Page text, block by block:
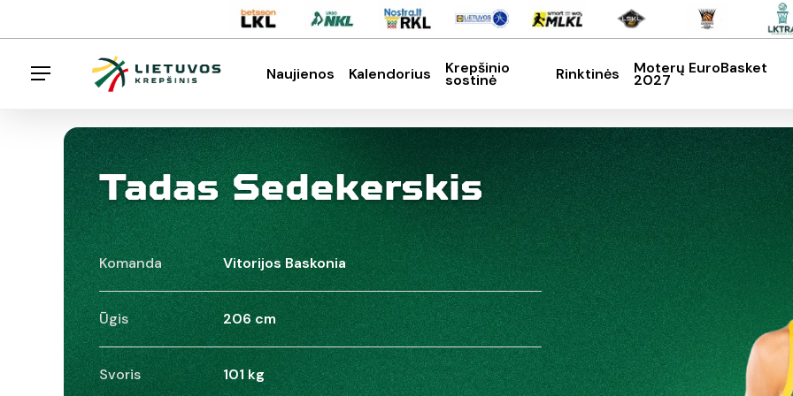
to
Spauskite enter klavišą norėdami ieškoti arba ESC, kad nutrauktumėte
Menu
Naujienos Kalendorius Krepšinio
sostinė Rinktinės Moterų EuroBasket
2027
Tadas Sedekerskis
Komanda Vitorijos Baskonia
Ūgis 206 cm
Svoris 101 kg